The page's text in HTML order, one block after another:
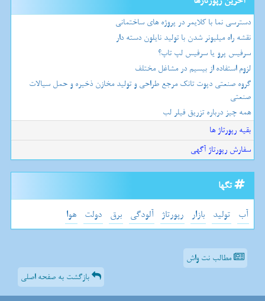
دسترسی نما با کلایمر در پروژه های ساختمانی
نقشه راه میلیونر شدن با تولید نایلون دسته دار
سرفیس پرو یا سرفیس لپ تاپ؟
لزوم استفاده از بیسیم در مشاغل مختلف
گروه صنعتی دپوت تانک مرجع طراحی و تولید مخازن ذخیره و حمل سیالات
صنعتی
همه چیز درباره تزریق فیلر لب
بقیه رپورتاژ ها
سفارش رپورتاژ آگهی
تگها
آب تولید بازار رپورتاژ آلودگی برق دولت هوا
مطالب نت واش
بازگشت به صفحه اصلی